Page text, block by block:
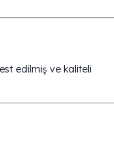
edilmiş ve kaliteli